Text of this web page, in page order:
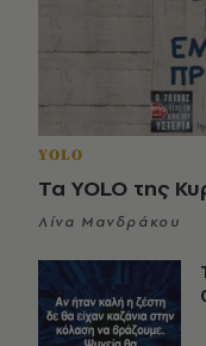
YOLO
Τα YOLO της
Λίνα Μανδράκου